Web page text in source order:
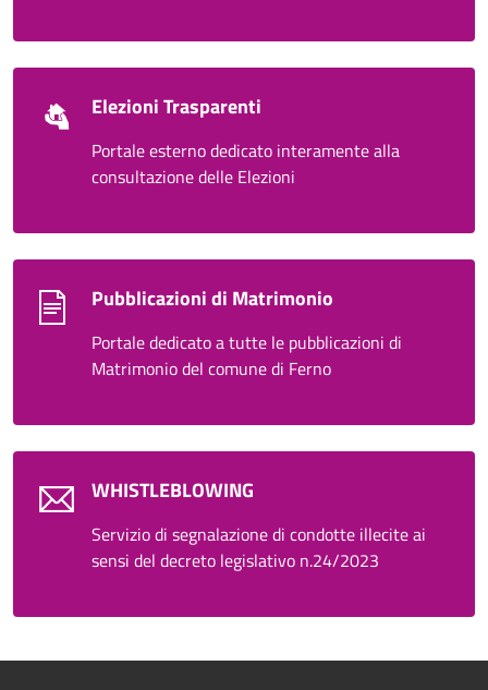
Elezioni Trasparenti
Portale esterno dedicato interamente alla
consultazione delle Elezioni
Pubblicazioni di Matrimonio
Portale dedicato a tutte le pubblicazioni di
Matrimonio del comune di Ferno
WHISTLEBLOWING
Servizio di segnalazione di condotte illecite ai
sensi del decreto legislativo n.24/2023